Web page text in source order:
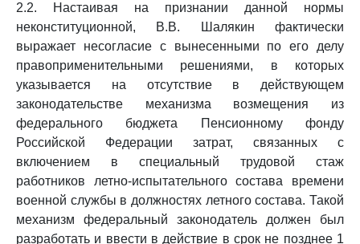
2.2. Настаивая на признании данной нормы
неконституционной, В.В. Шалякин фактически
выражает несогласие с вынесенными по его делу
правоприменительными решениями, в которых
указывается на отсутствие в действующем
законодательстве механизма возмещения из
федерального бюджета Пенсионному фонду
Российской Федерации затрат, связанных с
включением в специальный трудовой стаж
работников летно-испытательного состава времени
военной службы в должностях летного состава. Такой
механизм федеральный законодатель должен был
разработать и ввести в действие в срок не позднее 1